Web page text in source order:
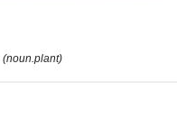
(noun.plant)